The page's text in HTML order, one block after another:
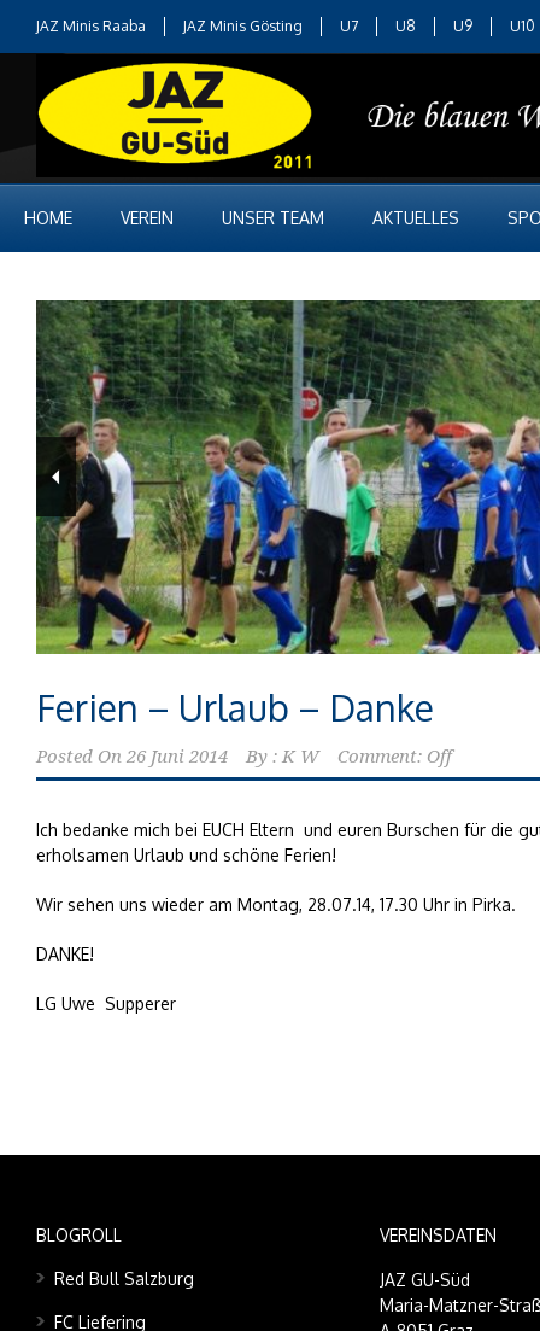
JAZ Minis Raaba JAZ Minis Gösting U7 U8 U9 U10
HOME VEREIN UNSER TEAM AKTUELLES
Ferien – Urlaub – Danke
Posted On 26 Juni 2014 By : K W Comment: Off
Ich bedanke mich bei EUCH Eltern und euren Burschen für die
erholsamen Urlaub und schöne Ferien!
Wir sehen uns wieder am Montag, 28.07.14, 17.30 Uhr in Pirka.
DANKE!
LG Uwe Supperer
BLOGROLL
Red Bull Salzburg
FC Liefering
VEREINSDATEN
JAZ GU-Süd
Maria-Matzner-